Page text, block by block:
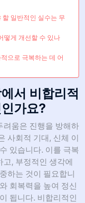
일반적인 실수는 무
떻게 개선할 수 있나
으로 극복하는 데 어
서 비합리적
가요?
려움은 진행을 방해하
사회적 기대, 신체 이
있습니다. 이를 극복
, 부정적인 생각에
하는 것이 필요합니
회복력을 높여 정신
됩니다. 비합리적인